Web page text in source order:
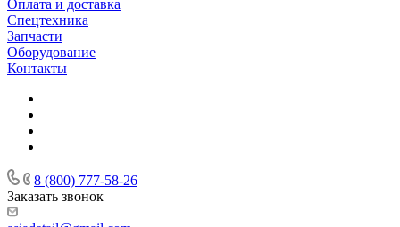
Оплата и доставка
Спецтехника
Запчасти
Оборудование
Контакты
8 (800) 777-58-26
Заказать звонок